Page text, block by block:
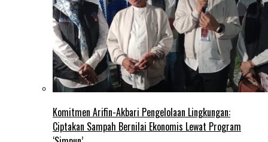
Komitmen Arifin-Akbari Pengelolaan Lingkungan:
Ciptakan Sampah Bernilai Ekonomis Lewat Program